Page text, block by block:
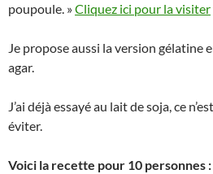
poupoule. »Cliquez ici pour la visiter
Je propose aussi la version gélatine
agar.
J’ai déjà essayé au lait de soja, ce
éviter.
Voici la recette pour 10 personnes :